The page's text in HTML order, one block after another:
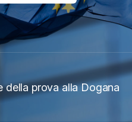
della prova alla Dogana